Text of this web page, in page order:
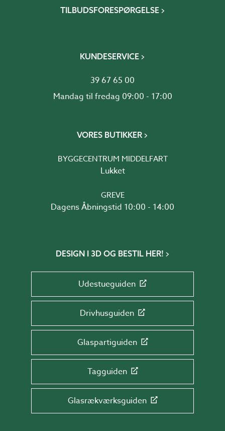
TILBUDSFORESPØRGELSE
KUNDESERVICE
39 67 65 00
Mandag til fredag 09:00 - 17:00
VORES BUTIKKER
BYGGECENTRUM MIDDELFART
Lukket
GREVE
Dagens Åbningstid 10:00 - 14:00
DESIGN I 3D OG BESTIL HER!
Udestueguiden
Drivhusguiden
Glaspartiguiden
Tagguiden
Glasrækværksguiden